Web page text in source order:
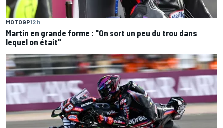
MOTOGP12 h
Martín en grande forme : "On sort un peu du trou dans
lequel on était"